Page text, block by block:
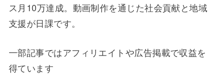
ス月10万達成。動画制作を通じた社会貢献と地域
支援が日課です。
一部記事ではアフィリエイトや広告掲載で収益を
得ています